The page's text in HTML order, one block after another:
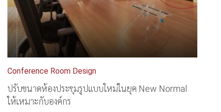
Conference Room Design
ปรับขนาดห้องประชุมรูปแบบใหม่ในยุค New Normal
ให้เหมาะกับองค์กร